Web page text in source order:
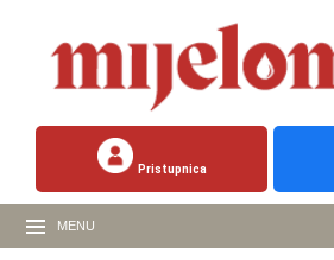
Pristupnica
MENU